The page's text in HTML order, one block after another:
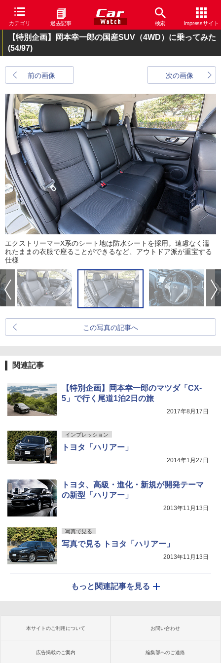
カテゴリ 過去記事 検索 Impressサイト
【特別企画】岡本幸一郎の国産SUV（4WD）に乗ってみた
(54/97)
前の画像 次の画像
エクストリーマーX系のシート地は防水シートを採用。遠慮なく濡
れたままの衣服で座ることができるなど、アウトドア派が重宝する
仕様
この写真の記事へ
関連記事
【特別企画】岡本幸一郎のマツダ「CX-
5」で行く尾道1泊2日の旅
2017年8月17日
インプレッション
トヨタ「ハリアー」
2014年1月27日
トヨタ、高級・進化・新規が開発テーマ
の新型「ハリアー」
2013年11月13日
写真で見る
写真で見る トヨタ「ハリアー」
2013年11月13日
もっと関連記事を見る
本サイトのご利用について お問い合わせ
広告掲載のご案内 編集部へのご連絡